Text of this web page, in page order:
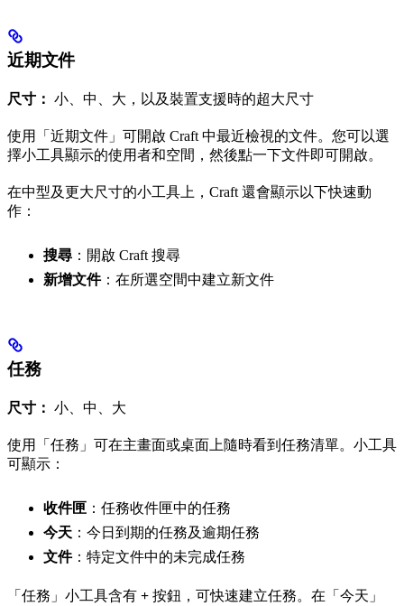
近期文件
尺寸： 小、中、大，以及裝置支援時的超大尺寸
使用「近期文件」可開啟 Craft 中最近檢視的文件。您可以選
擇小工具顯示的使用者和空間，然後點一下文件即可開啟。
在中型及更大尺寸的小工具上，Craft 還會顯示以下快速動
作：
搜尋 ：開啟 Craft 搜尋
新增文件：在所選空間中建立新文件
任務
尺寸： 小、中、大
使用「任務」可在主畫面或桌面上隨時看到任務清單。小工具
可顯示：
收件匣 ：任務收件匣中的任務
今天 ：今日到期的任務及逾期任務
文件：特定文件中的未完成任務
「任務」小工具含有 + 按鈕，可快速建立任務。在「今天」